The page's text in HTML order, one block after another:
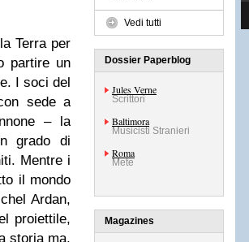
Terra per
partire un
I soci del
sede a
– la
grado di
Mentre i
il mondo
Ardan,
proiettile,
storia ma,
Vedi tutti
Dossier Paperblog
Jules Verne
Scrittori
Baltimora
Musicisti Stranieri
Roma
Mete
Magazines